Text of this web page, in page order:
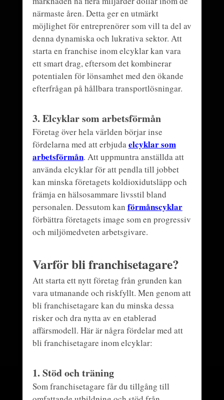
närmaste åren. Detta ger en utmärkt
möjlighet för entreprenörer som vill ta del av
denna dynamiska och lukrativa sektor. Att
starta en franchise inom elcyklar kan vara
ett smart drag, eftersom det kombinerar
potentialen för lönsamhet med den ökande
efterfrågan på hållbara transportlösningar.
3. Elcyklar som arbetsförmån
Företag över hela världen börjar inse
fördelarna med att erbjudaelcyklar som
arbetsförmån. Att uppmuntra anställda att
använda elcyklar för att pendla till jobbet
kan minska företagets koldioxidutsläpp och
främja en hälsosammare livsstil bland
personalen. Dessutom kan förmånscyklar
förbättra företagets image som en progressiv
och miljömedveten arbetsgivare.
Varför bli franchisetagare?
Att starta ett nytt företag från grunden kan
vara utmanande och riskfyllt. Men genom att
bli franchisetagare kan du minska dessa
risker och dra nytta av en etablerad
affärsmodell. Här är några fördelar med att
bli franchisetagare inom elcyklar:
1. Stöd och träning
Som franchisetagare får du tillgång till